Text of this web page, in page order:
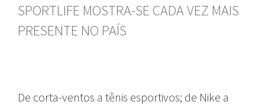
SPORTLIFE MOSTRA-SE CADA VEZ MAIS
PRESENTE NO PAÍS
De corta-ventos a tênis esportivos; de Nike a